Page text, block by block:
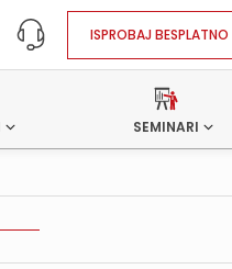
ISPROBAJ BESPLATNO
SEMINARI